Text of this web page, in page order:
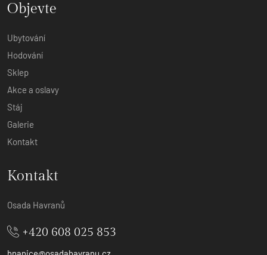
Objevte
Ubytování
Hodování
Sklep
Akce a oslavy
Stáj
Galerie
Kontakt
Kontakt
Osada Havranů
+420 608 025 853